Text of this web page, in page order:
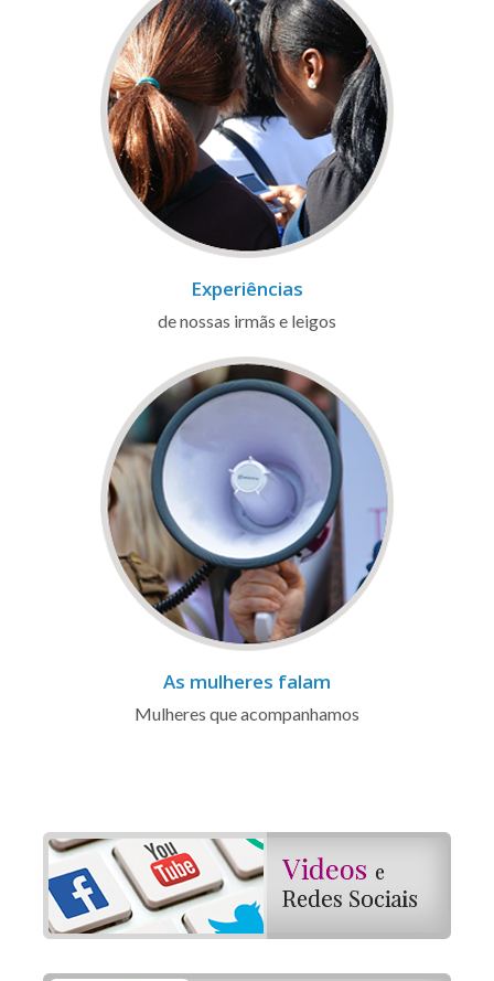
Experiências
de nossas irmãs e leigos
As mulheres falam
Mulheres que acompanhamos